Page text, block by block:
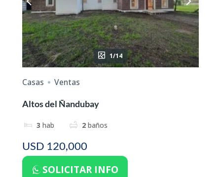
1/14
Casas
Ventas
Altos del Ñandubay
3 hab 2 baños
USD 120,000
SOLICITAR INFO